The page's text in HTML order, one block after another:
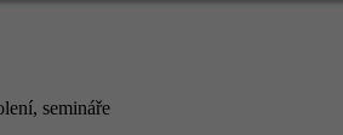
í, semináře